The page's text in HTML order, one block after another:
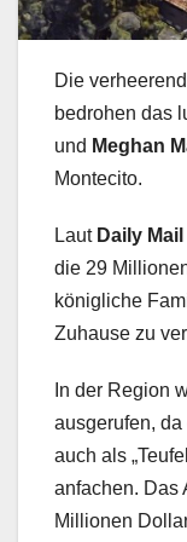
Die
bedrohen das
und Meghan
Montecito.
Laut Daily Mail
die 29
königliche
Zuhause zu
In der Region
ausgerufen, da
auch als
anfachen. Das
Millionen